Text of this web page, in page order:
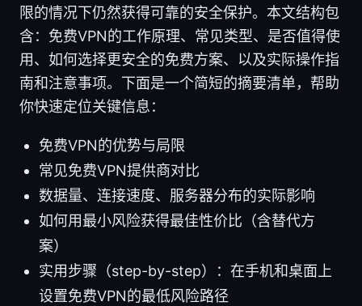
限的情况下仍然获得可靠的安全保护。本文结构包
含：免费VPN的工作原理、常见类型、是否值得使
用、如何选择更安全的免费方案、以及实际操作指
南和注意事项。下面是一个简短的摘要清单，帮助
你快速定位关键信息：
免费VPN的优势与局限
常见免费VPN提供商对比
数据量、连接速度、服务器分布的实际影响
如何用最小风险获得最佳性价比（含替代方
案）
实用步骤（step-by-step）：在手机和桌面上
设置免费VPN的最低风险路径